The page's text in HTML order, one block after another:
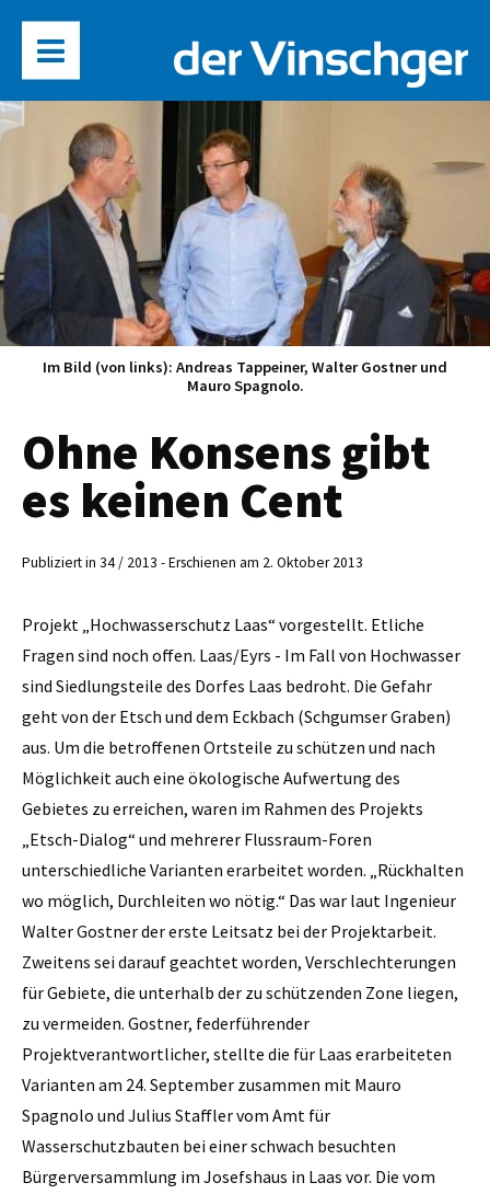
Im Bild (von links): Andreas Tappeiner, Walter Gostner und
Mauro Spagnolo.
Ohne Konsens gibt
es keinen Cent
Publiziert in 34 / 2013 - Erschienen am 2. Oktober 2013
Projekt „Hochwasserschutz Laas“ vorgestellt. Etliche
Fragen sind noch offen. Laas/Eyrs - Im Fall von Hochwasser
sind Siedlungsteile des Dorfes Laas bedroht. Die Gefahr
geht von der Etsch und dem Eckbach (Schgumser Graben)
aus. Um die betroffenen Ortsteile zu schützen und nach
Möglichkeit auch eine ökologische Aufwertung des
Gebietes zu erreichen, waren im Rahmen des Projekts
„Etsch-Dialog“ und mehrerer Flussraum-Foren
unterschied­liche Varianten erarbeitet worden. „Rückhalten
wo möglich, Durchleiten wo nötig.“ Das war laut Ingenieur
Walter Gostner der erste Leitsatz bei der Projektarbeit.
Zweitens sei darauf geachtet worden, Verschlechterungen
für Gebiete, die unterhalb der zu schützenden Zone liegen,
zu vermeiden. Gostner, federführender
Projektverantwortlicher, stellte die für Laas erarbeiteten
Varianten am 24. September zusammen mit Mauro
Spagnolo und Julius Staffler vom Amt für
Wasserschutzbauten bei einer schwach besuchten
Bürgerversammlung im Josefshaus in Laas vor. Die vom